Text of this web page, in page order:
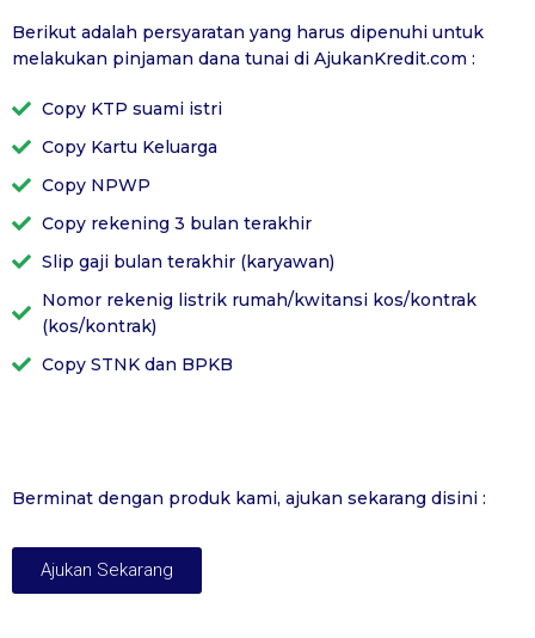
Berikut adalah persyaratan yang harus dipenuhi untuk
melakukan pinjaman dana tunai di AjukanKredit.com :
Copy KTP suami istri
Copy Kartu Keluarga
Copy NPWP
Copy rekening 3 bulan terakhir
Slip gaji bulan terakhir (karyawan)
Nomor rekenig listrik rumah/kwitansi kos/kontrak
(kos/kontrak)
Copy STNK dan BPKB
Berminat dengan produk kami, ajukan sekarang disini :
Ajukan Sekarang